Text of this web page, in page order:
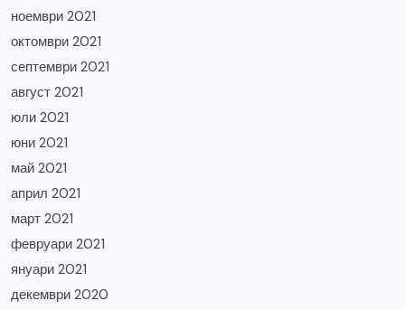
ноември 2021
октомври 2021
септември 2021
август 2021
юли 2021
юни 2021
май 2021
април 2021
март 2021
февруари 2021
януари 2021
декември 2020